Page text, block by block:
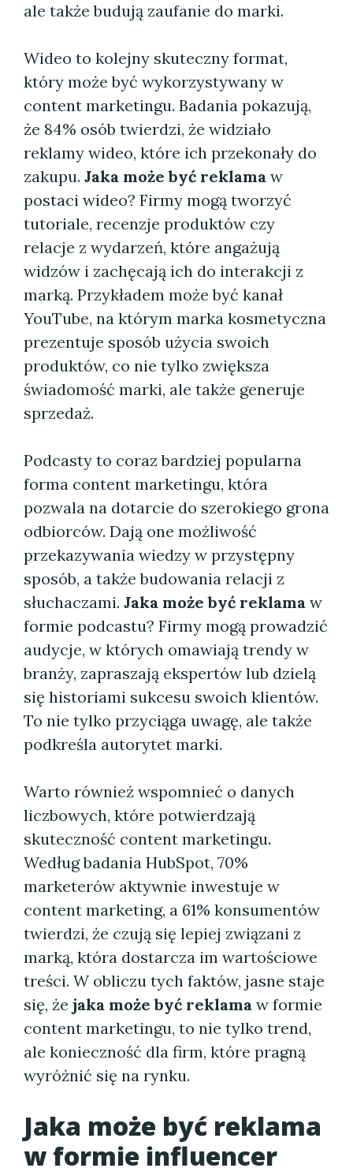
ale także budują zaufanie do marki.
Wideo to kolejny skuteczny format,
który może być wykorzystywany w
content marketingu. Badania pokazują,
że 84% osób twierdzi, że widziało
reklamy wideo, które ich przekonały do
zakupu. Jaka może być reklama w
postaci wideo? Firmy mogą tworzyć
tutoriale, recenzje produktów czy
relacje z wydarzeń, które angażują
widzów i zachęcają ich do interakcji z
marką. Przykładem może być kanał
YouTube, na którym marka kosmetyczna
prezentuje sposób użycia swoich
produktów, co nie tylko zwiększa
świadomość marki, ale także generuje
sprzedaż.
Podcasty to coraz bardziej popularna
forma content marketingu, która
pozwala na dotarcie do szerokiego grona
odbiorców. Dają one możliwość
przekazywania wiedzy w przystępny
sposób, a także budowania relacji z
słuchaczami. Jaka może być reklama w
formie podcastu? Firmy mogą prowadzić
audycje, w których omawiają trendy w
branży, zapraszają ekspertów lub dzielą
się historiami sukcesu swoich klientów.
To nie tylko przyciąga uwagę, ale także
podkreśla autorytet marki.
Warto również wspomnieć o danych
liczbowych, które potwierdzają
skuteczność content marketingu.
Według badania HubSpot, 70%
marketerów aktywnie inwestuje w
content marketing, a 61% konsumentów
twierdzi, że czują się lepiej związani z
marką, która dostarcza im wartościowe
treści. W obliczu tych faktów, jasne staje
się, że jaka może być reklama w formie
content marketingu, to nie tylko trend,
ale konieczność dla firm, które pragną
wyróżnić się na rynku.
Jaka może być reklama
w formie influencer